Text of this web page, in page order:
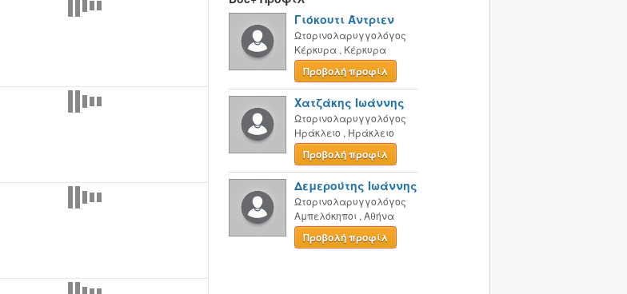
Γιόκουτι Άντριεν
Ωτορινολαρυγγολόγος
Κέρκυρα , Κέρκυρα
Προβολή προφίλ
Χατζάκης Ιωάννης
Ωτορινολαρυγγολόγος
Ηράκλειο , Ηράκλειο
Προβολή προφίλ
Δεμερούτης Ιωάννης
Ωτορινολαρυγγολόγος
Αμπελόκηποι , Αθήνα
Προβολή προφίλ